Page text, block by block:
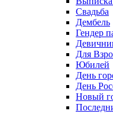
Свадьба
Дембель
Гендер
Для
Юбилей
День
День
Новый